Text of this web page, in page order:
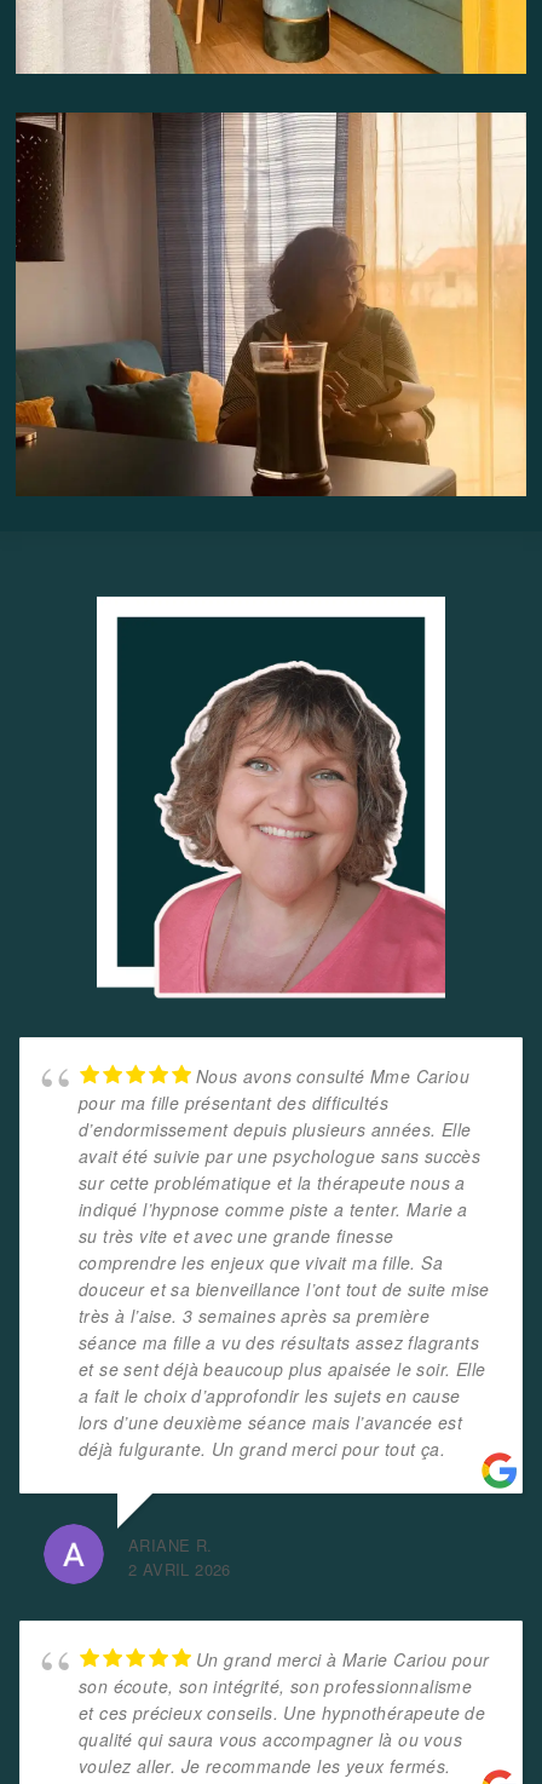
Nous avons consulté Mme Cariou
pour ma fille présentant des difficultés
d’endormissement depuis plusieurs années. Elle
avait été suivie par une psychologue sans succès
sur cette problématique et la thérapeute nous a
indiqué l’hypnose comme piste a tenter. Marie a
su très vite et avec une grande finesse
comprendre les enjeux que vivait ma fille. Sa
douceur et sa bienveillance l’ont tout de suite mise
très à l’aise. 3 semaines après sa première
séance ma fille a vu des résultats assez flagrants
et se sent déjà beaucoup plus apaisée le soir. Elle
a fait le choix d’approfondir les sujets en cause
lors d’une deuxième séance mais l’avancée est
déjà fulgurante. Un grand merci pour tout ça.
ARIANE R.
2 AVRIL 2026
Un grand merci à Marie Cariou pour
son écoute, son intégrité, son professionnalisme
et ces précieux conseils. Une hypnothérapeute de
qualité qui saura vous accompagner là ou vous
voulez aller. Je recommande les yeux fermés.